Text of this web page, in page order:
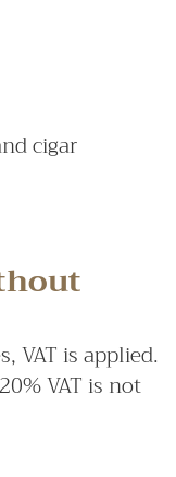
cigar
VAT is applied.
VAT is not